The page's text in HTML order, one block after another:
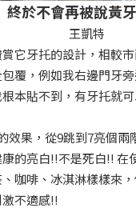
終於不會再被說黃
王凱特
它牙托的設計，相較
覆，例如我右邊門牙
本貼不到，有牙托就
效果，從9跳到7亮個兩
的亮白!!不是死白!! 在
咖啡、冰淇淋樣樣來
不適感!!